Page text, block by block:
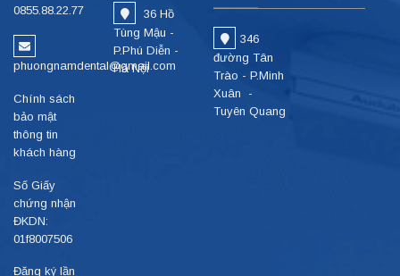
0855.88.22.77
phuongnamdental@gmail.com
Chính sách
bảo mật
thông tin
khách hàng
Số Giấy
chứng nhận
ĐKDN:
01f8007506
Đăng ký lần
36 Hồ
Tùng Mậu -
P.Phú Diễn -
Hà Nội
346
đường Tân
Trào - P.Minh
Xuân -
Tuyên Quang